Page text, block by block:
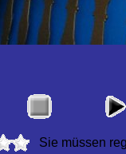
Sie müssen